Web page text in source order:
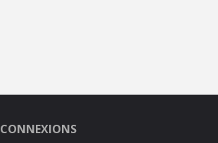
CONNEXIONS